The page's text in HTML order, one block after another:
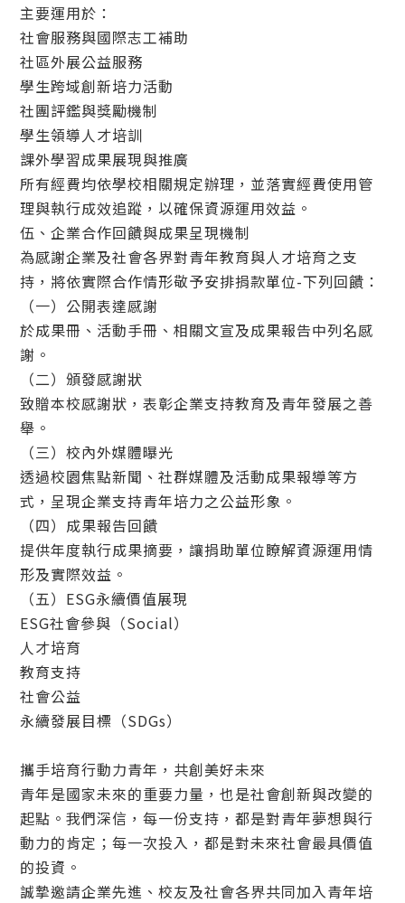
主要運用於：
社會服務與國際志工補助
社區外展公益服務
學生跨域創新培力活動
社團評鑑與獎勵機制
學生領導人才培訓
課外學習成果展現與推廣
所有經費均依學校相關規定辦理，並落實經費使用管
理與執行成效追蹤，以確保資源運用效益。
伍、企業合作回饋與成果呈現機制
為感謝企業及社會各界對青年教育與人才培育之支
持，將依實際合作情形敬予安排捐款單位-下列回饋：
（一）公開表達感謝
於成果冊、活動手冊、相關文宣及成果報告中列名感
謝。
（二）頒發感謝狀
致贈本校感謝狀，表彰企業支持教育及青年發展之善
舉。
（三）校內外媒體曝光
透過校園焦點新聞、社群媒體及活動成果報導等方
式，呈現企業支持青年培力之公益形象。
（四）成果報告回饋
提供年度執行成果摘要，讓捐助單位瞭解資源運用情
形及實際效益。
（五）ESG永續價值展現
ESG社會參與（Social）
人才培育
教育支持
社會公益
永續發展目標（SDGs）
攜手培育行動力青年，共創美好未來
青年是國家未來的重要力量，也是社會創新與改變的
起點。我們深信，每一份支持，都是對青年夢想與行
動力的肯定；每一次投入，都是對未來社會最具價值
的投資。
誠摯邀請企業先進、校友及社會各界共同加入青年培